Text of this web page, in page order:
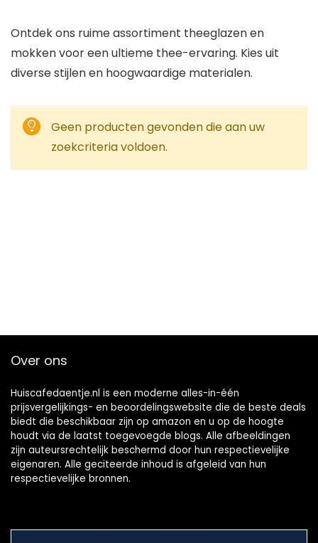
Ontdek ons ruime assortiment theeglazen en
mokken voor een ultieme thee-ervaring. Kies uit
diverse stijlen en hoogwaardige materialen.
Geen producten gevonden die aan uw
zoekcriteria voldoen.
Over ons
Huiscafedaentje.nl is een moderne alles-in-één
prijsvergelijkings- en beoordelingswebsite die de beste deals
biedt die beschikbaar zijn op amazon en u op de hoogte
houdt via de laatst toegevoegde blogs. Alle afbeeldingen
zijn auteursrechtelijk beschermd door hun respectievelijke
eigenaren. Alle geciteerde inhoud is afgeleid van hun
respectievelijke bronnen.